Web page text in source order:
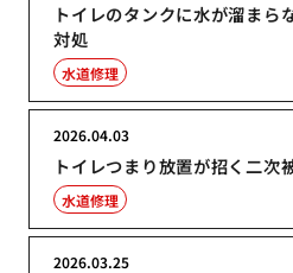
トイレのタンクに水が溜まら
対処
水道修理
トイレつまり放置が招く二次
2026.04.03
水道修理
2026.03.25